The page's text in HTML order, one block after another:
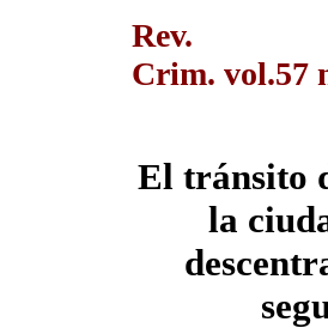
Rev.
Crim. vol.57
El tránsito
la